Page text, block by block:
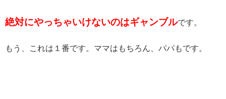
絶対にやっちゃいけないのはギャンブルです。
もう、これは１番です。ママはもちろん、パパもです。